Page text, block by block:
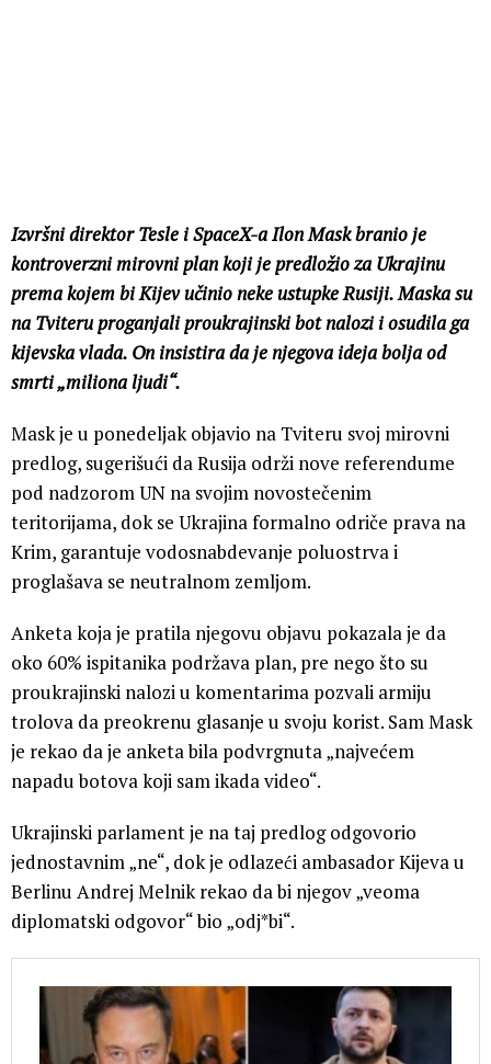
Izvršni direktor Tesle i SpaceX-a Ilon Mask branio je
kontroverzni mirovni plan koji je predložio za Ukrajinu
prema kojem bi Kijev učinio neke ustupke Rusiji. Maska su
na Tviteru proganjali proukrajinski bot nalozi i osudila ga
kijevska vlada. On insistira da je njegova ideja bolja od
smrti „miliona ljudi“.
Mask je u ponedeljak objavio na Tviteru svoj mirovni
predlog, sugerišući da Rusija održi nove referendume
pod nadzorom UN na svojim novostečenim
teritorijama, dok se Ukrajina formalno odriče prava na
Krim, garantuje vodosnabdevanje poluostrva i
proglašava se neutralnom zemljom.
Anketa koja je pratila njegovu objavu pokazala je da
oko 60% ispitanika podržava plan, pre nego što su
proukrajinski nalozi u komentarima pozvali armiju
trolova da preokrenu glasanje u svoju korist. Sam Mask
je rekao da je anketa bila podvrgnuta „najvećem
napadu botova koji sam ikada video“.
Ukrajinski parlament je na taj predlog odgovorio
jednostavnim „ne“, dok je odlazeći ambasador Kijeva u
Berlinu Andrej Melnik rekao da bi njegov „veoma
diplomatski odgovor“ bio „odj*bi“.